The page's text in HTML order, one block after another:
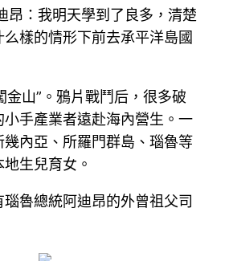
昂：我明天學到了良多，清楚
樣的情形下前去承平洋島國
金山”。鴉片戰鬥后，很多破
手產業者遠赴海內營生。一
內亞、所羅門群島、瑙魯等
生兒育女。
魯總統阿迪昂的外曾祖父司